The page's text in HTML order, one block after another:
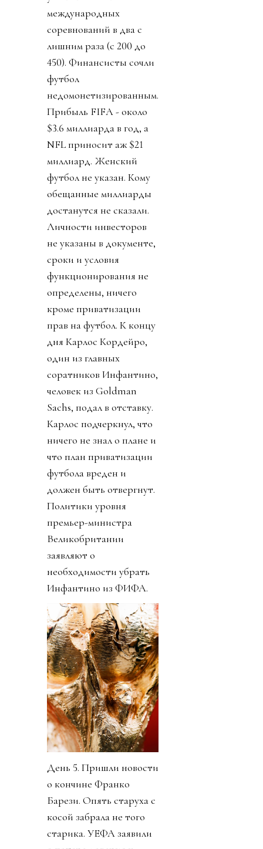
международных
соревнований в два с
лишним раза (с 200 до
450). Финансисты сочли
футбол
недомонетизированным.
Прибыль FIFA - около
$3.6 миллиарда в год, а
NFL приносит аж $21
миллиард. Женский
футбол не указан. Кому
обещанные миллиарды
достанутся не сказали.
Личности инвесторов
не указаны в документе,
сроки и условия
функционирования не
определены, ничего
кроме приватизации
прав на футбол. К концу
дня Карлос Кордейро,
один из главных
соратников Инфантино,
человек из Goldman
Sachs, подал в отставку.
Карлос подчеркнул, что
ничего не знал о плане и
что план приватизации
футбола вреден и
должен быть отвергнут.
Политики уровня
премьер-министра
Великобритании
заявляют о
необходимости убрать
Инфантино из ФИФА.
День 5. Пришли новости
о кончине Франко
Барези. Опять старуха с
косой забрала не того
старика. УЕФА заявили